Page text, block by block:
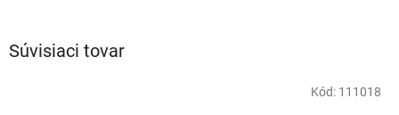
Súvisiaci tovar
Kód: 111018